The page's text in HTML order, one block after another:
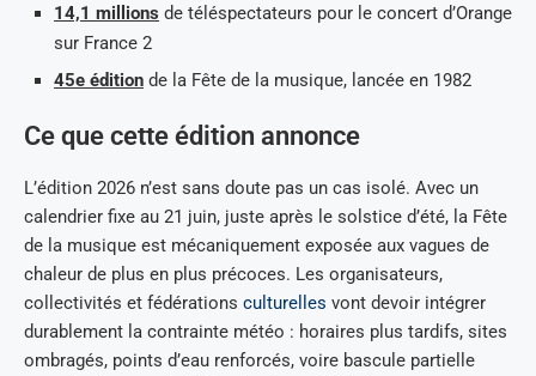
14,1 millions de téléspectateurs pour le concert d’Orange
sur France 2
45e édition de la Fête de la musique, lancée en 1982
Ce que cette édition annonce
L’édition 2026 n’est sans doute pas un cas isolé. Avec un
calendrier fixe au 21 juin, juste après le solstice d’été, la Fête
de la musique est mécaniquement exposée aux vagues de
chaleur de plus en plus précoces. Les organisateurs,
collectivités et fédérations culturelles vont devoir intégrer
durablement la contrainte météo : horaires plus tardifs, sites
ombragés, points d’eau renforcés, voire bascule partielle